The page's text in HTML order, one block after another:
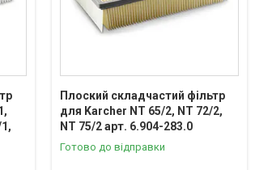
Плоский складчастий фільтр
для Karcher NT 65/2, NT 72/2,
NT 75/2 арт. 6.904-283.0
Готово до відправки